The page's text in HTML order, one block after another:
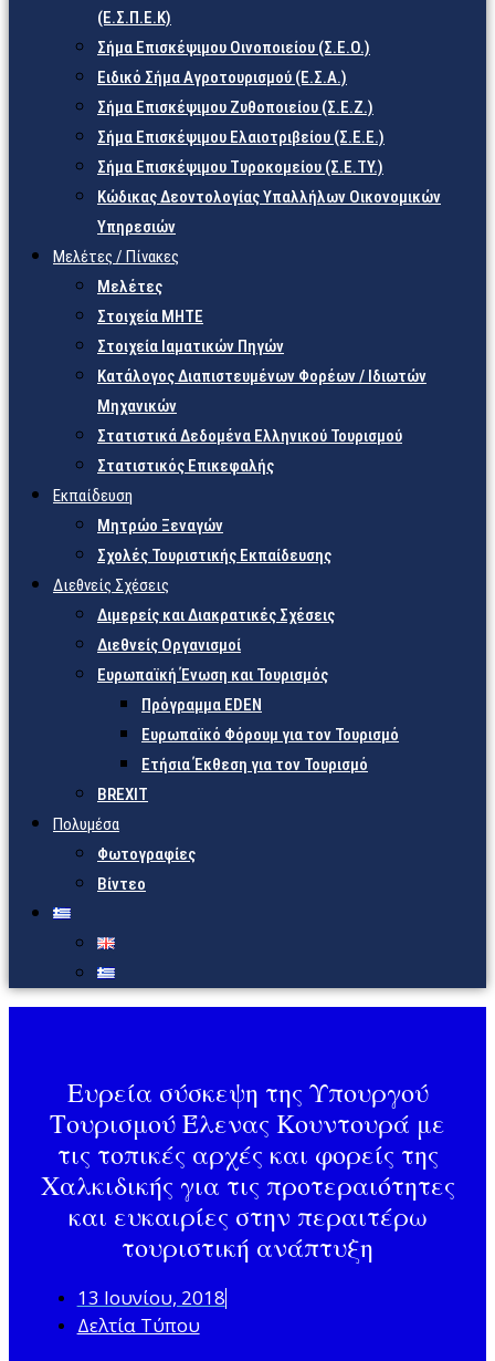
(Ε.Σ.Π.Ε.Κ)
Σήμα Επισκέψιμου Οινοποιείου (Σ.Ε.Ο.)
Ειδικό Σήμα Αγροτουρισμού (Ε.Σ.Α.)
Σήμα Επισκέψιμου Ζυθοποιείου (Σ.Ε.Ζ.)
Σήμα Επισκέψιμου Ελαιοτριβείου (Σ.Ε.Ε.)
Σήμα Επισκέψιμου Τυροκομείου (Σ.Ε.TY.)
Κώδικας Δεοντολογίας Υπαλλήλων Οικονομικών
Υπηρεσιών
Μελέτες / Πίνακες
Μελέτες
Στοιχεία ΜΗΤΕ
Στοιχεία Ιαματικών Πηγών
Κατάλογος Διαπιστευμένων Φορέων / Ιδιωτών
Μηχανικών
Στατιστικά Δεδομένα Ελληνικού Τουρισμού
Στατιστικός Επικεφαλής
Εκπαίδευση
Μητρώο Ξεναγών
Σχολές Τουριστικής Εκπαίδευσης
Διεθνείς Σχέσεις
Διμερείς και Διακρατικές Σχέσεις
Διεθνείς Οργανισμοί
Ευρωπαϊκή Ένωση και Τουρισμός
Πρόγραμμα EDEN
Ευρωπαϊκό Φόρουμ για τον Τουρισμό
Ετήσια Έκθεση για τον Τουρισμό
BREXIT
Πολυμέσα
Φωτογραφίες
Βίντεο
Ευρεία σύσκεψη της Υπουργού
Τουρισμού Έλενας Κουντουρά με
τις τοπικές αρχές και φορείς της
Χαλκιδικής για τις προτεραιότητες
και ευκαιρίες στην περαιτέρω
τουριστική ανάπτυξη
13 Ιουνίου, 2018
Δελτία Τύπου